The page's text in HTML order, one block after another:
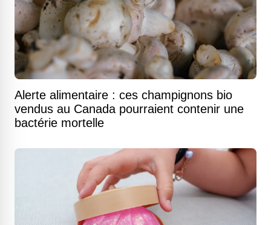
Alerte alimentaire : ces champignons bio
vendus au Canada pourraient contenir une
bactérie mortelle